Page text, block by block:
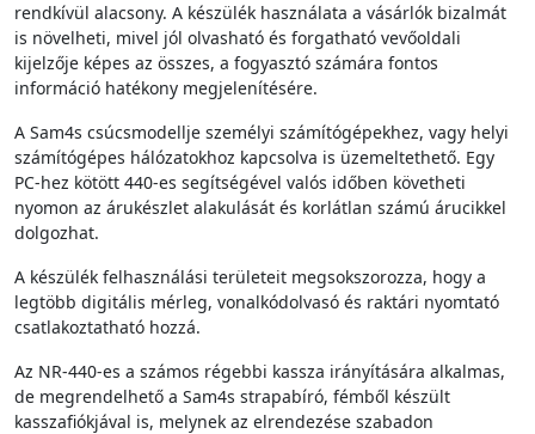
rendkívül alacsony. A készülék használata a vásárlók bizalmát
is növelheti, mivel jól olvasható és forgatható vevőoldali
kijelzője képes az összes, a fogyasztó számára fontos
információ hatékony megjelenítésére.
A Sam4s csúcsmodellje személyi számítógépekhez, vagy helyi
számítógépes hálózatokhoz kapcsolva is üzemeltethető. Egy
PC-hez kötött 440-es segítségével valós időben követheti
nyomon az árukészlet alakulását és korlátlan számú árucikkel
dolgozhat.
A készülék felhasználási területeit megsokszorozza, hogy a
legtöbb digitális mérleg, vonalkódolvasó és raktári nyomtató
csatlakoztatható hozzá.
Az NR-440-es a számos régebbi kassza irányítására alkalmas,
de megrendelhető a Sam4s strapabíró, fémből készült
kasszafiókjával is, melynek az elrendezése szabadon